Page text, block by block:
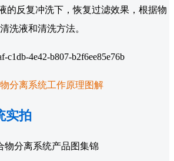
的反复冲洗下，恢复过滤效果，根据物
洗液和清洗方法。
分离系统工作原理图解
实拍
物分离系统产品图集锦